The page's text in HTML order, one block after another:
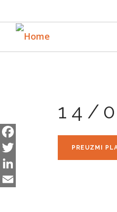
main
content
14/
PREUZMI
Facebook
Twitter
LinkedIn